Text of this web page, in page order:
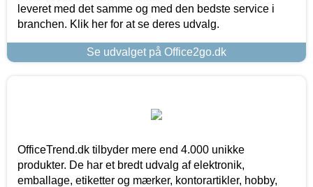
leveret med det samme og med den bedste service i
branchen. Klik her for at se deres udvalg.
Se udvalget på Office2go.dk
OfficeTrend.dk tilbyder mere end 4.000 unikke
produkter. De har et bredt udvalg af elektronik,
emballage, etiketter og mærker, kontorartikler, hobby,